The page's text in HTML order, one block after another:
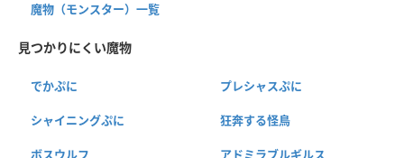
魔物（モンスター）一覧
見つかりにくい魔物
でかぷに プレシャスぷに
シャイニングぷに 狂奔する怪鳥
ボスウルフ アドミラブルギルス